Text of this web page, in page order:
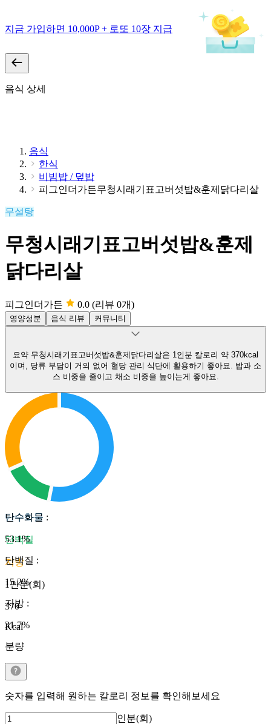
지금 가입하면 10,000P + 로또 10장 지급
음식 상세
음식
한식
비빔밥 / 덮밥
피그인더가든무청시래기표고버섯밥&훈제닭다리살
무설탕
무청시래기표고버섯밥&훈제
닭다리살
피그인더가든 0.0 (리뷰 0개)
영양성분 음식 리뷰 커뮤니티
요약 무청시래기표고버섯밥&훈제닭다리살은 1인분 칼로리 약 370kcal
이며, 당류 부담이 거의 없어 혈당 관리 식단에 활용하기 좋아요. 밥과 소
스 비중을 줄이고 채소 비중을 높이는게 좋아요.
탄수화물
단백질
지방
1인분(회)
370
Kcal
탄수화물 :
53.1%
단백질 :
15.2%
지방 :
31.7%
분량
숫자를 입력해 원하는 칼로리 정보를 확인해보세요
인분(회)